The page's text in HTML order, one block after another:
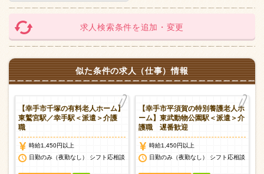
求人検索条件を追加・変更
似た条件の求人（仕事）情報
【幸手市千塚の有料老人ホーム】
東鷲宮駅／幸手駅＜派遣＞介護
職
時給1,450円以上
日勤のみ（夜勤なし） シフト応相談
【幸手市平須賀の特別養護老人ホ
ーム】東武動物公園駅＜派遣＞介
護職 遅番歓迎
時給1,450円以上
日勤のみ（夜勤なし） シフト応相談